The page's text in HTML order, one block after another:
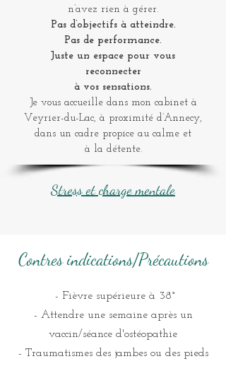
n’avez rien à gérer.
Pas d’objectifs à atteindre.
Pas de performance.
Juste un espace pour vous
reconnecter
à vos sensations.
Je vous accueille dans mon cabinet à
Veyrier-du-Lac, à proximité d’Annecy,
dans un cadre propice au calme et
à la détente.
Stress et charge mentale
Contres indications/Précautions
- Fièvre supérieure à 38°
- Attendre une semaine après un
vaccin/séance d'ostéopathie
- Traumatismes des jambes ou des pieds